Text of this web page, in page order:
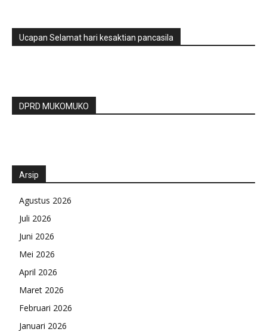
Ucapan Selamat hari kesaktian pancasila
DPRD MUKOMUKO
Arsip
Agustus 2026
Juli 2026
Juni 2026
Mei 2026
April 2026
Maret 2026
Februari 2026
Januari 2026